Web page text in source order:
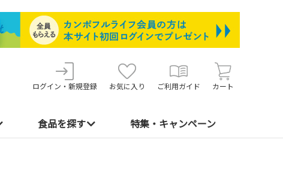
ログイン・新規登録 お気に入り ご利用ガイド カート
食品を探す 特集・キャンペーン